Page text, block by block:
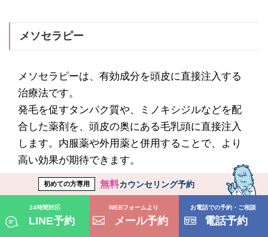
メソセラピー
メソセラピーは、有効成分を頭皮に直接注入する
治療法です。
発毛を促すタンパク質や、ミノキシジルなどを配
合した薬剤を、頭皮の奥にある毛乳頭に直接注入
します。内服薬や外用薬と併用することで、より
高い効果が期待できます。
初めての方専用 無料カウンセリング予約
24時間対応
LINE予約
WEBフォームより
メール予約
お電話での予約・ご相談
電話予約